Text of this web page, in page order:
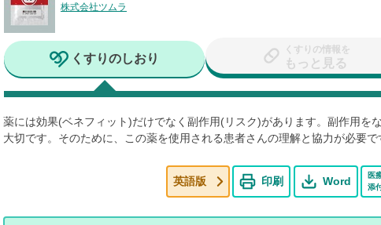
株式会社ツムラ
くすりのしおり
くすりの情報を
もっと見る
薬には効果(ベネフィット)だけでなく副作用(リスク)があります。副作用を
大切です。そのために、この薬を使用される患者さんの理解と協力が必要で
英語版 印刷 Word
医
添